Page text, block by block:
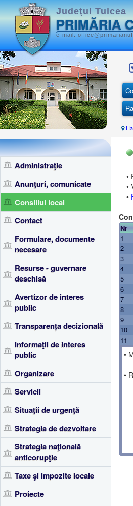
Judeţul Tulcea
PRIMĂRIA
e-mail:
Administraţie
Anunţuri, comunicate
Consiliul local
Contact
Formulare, documente
necesare
Resurse - guvernare
deschisă
Avertizor de interes
public
Transparența decizională
Informaţii de interes
public
Organizare
Servicii
Situaţii de urgenţă
Strategia de dezvoltare
Strategia naţională
anticorupţie
Taxe şi impozite locale
Proiecte
•
•
•
Nr
1
2
3
4
5
6
7
8
9
10
11
•
•